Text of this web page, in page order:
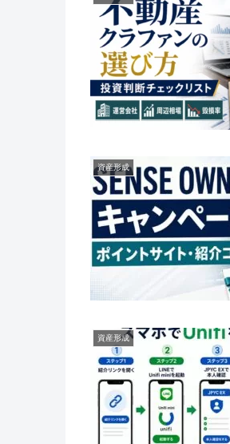
資産形成
資産形成